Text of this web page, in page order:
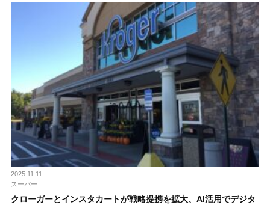
2025.11.11
スーパー
クローガーとインスタカートが戦略提携を拡大、AI活用でデジタ